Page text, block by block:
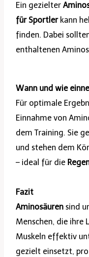
Ein gezielter
für Sportlerkann
finden. Dabei
enthaltenen
Wann und wie
Für optimale
Einnahme von
dem Training. Sie
und stehen dem
– ideal für die
Fazit
Aminosäuren sind
Menschen, die ihre
Muskeln effektiv
gezielt einsetzt,